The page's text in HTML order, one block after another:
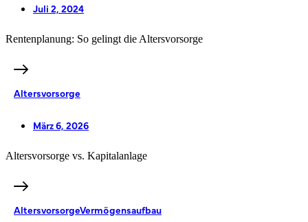
Juli 2, 2024
Rentenplanung: So gelingt die Altersvorsorge
Altersvorsorge
März 6, 2026
Altersvorsorge vs. Kapitalanlage
AltersvorsorgeVermögensaufbau